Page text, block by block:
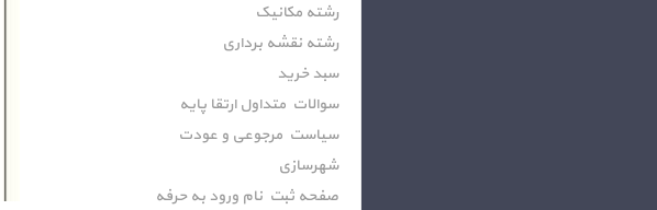
رشته مکانیک
رشته نقشه برداری
سبد خرید
سوالات متداول ارتقا پایه
سیاست مرجوعی و عودت
شهرسازی
صفحه ثبت نام ورود به حرفه